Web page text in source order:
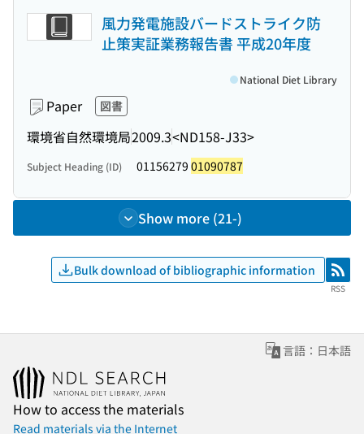
風力発電施設バードストライク防
止策実証業務報告書 平成20年度
Paper 図書
環境省自然環境局2009.3<ND158-J33>
National Diet Library
Subject Heading (ID) 01156279 01090787
Show more (21-)
Bulk download of bibliographic information RSS
RSS
言語：日本語
How to access the materials
Read materials via the Internet